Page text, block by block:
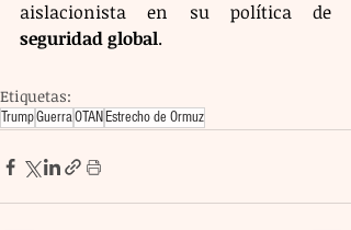
seguridad global.
Etiquetas:
TrumpGuerraOTANEstrecho de Ormuz